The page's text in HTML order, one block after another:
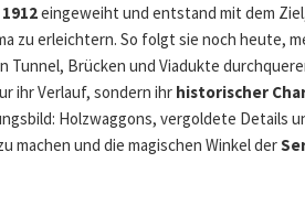
1912eingeweiht und entstand mit dem
zu erleichtern. So folgt sie noch heute,
Tunnel, Brücken und Viadukte
ihr Verlauf, sondern ihr historischer
Holzwaggons, vergoldete Details
machen und die magischen Winkel der